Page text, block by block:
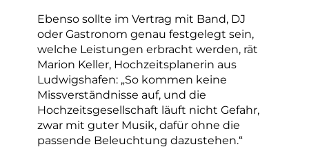
Ebenso sollte im Vertrag mit Band, DJ
oder Gastronom genau festgelegt sein,
welche Leistungen erbracht werden, rät
Marion Keller, Hochzeitsplanerin aus
Ludwigshafen: „So kommen keine
Missverständnisse auf, und die
Hochzeitsgesellschaft läuft nicht Gefahr,
zwar mit guter Musik, dafür ohne die
passende Beleuchtung dazustehen.“